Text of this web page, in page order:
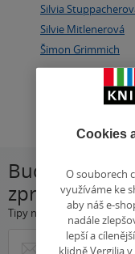
Silvia
Silvie Mitlenerová
Šimon Grimmich
Budeme vám
zprávy!
Tipy na knížky, akce a
Cookies
O souborech
využíváme ke
aby náš e-
nadále
lepší a
klidně Vergilia